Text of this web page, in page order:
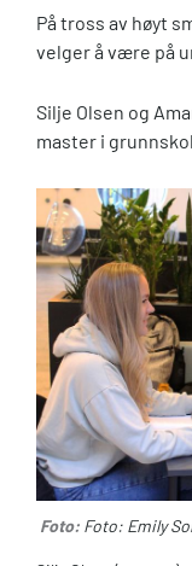
På tross av høyt
velger å være på
Silje Olsen og
master i
Foto: Foto: Emily